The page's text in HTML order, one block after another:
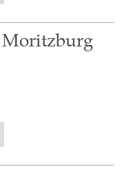
Moritzburg